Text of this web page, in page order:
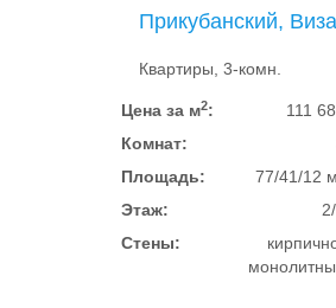
Прикубанский,
Квартиры, 3-комн.
Цена за м2:
111
Комнат:
Площадь:
77/41/12
Этаж:
Стены: